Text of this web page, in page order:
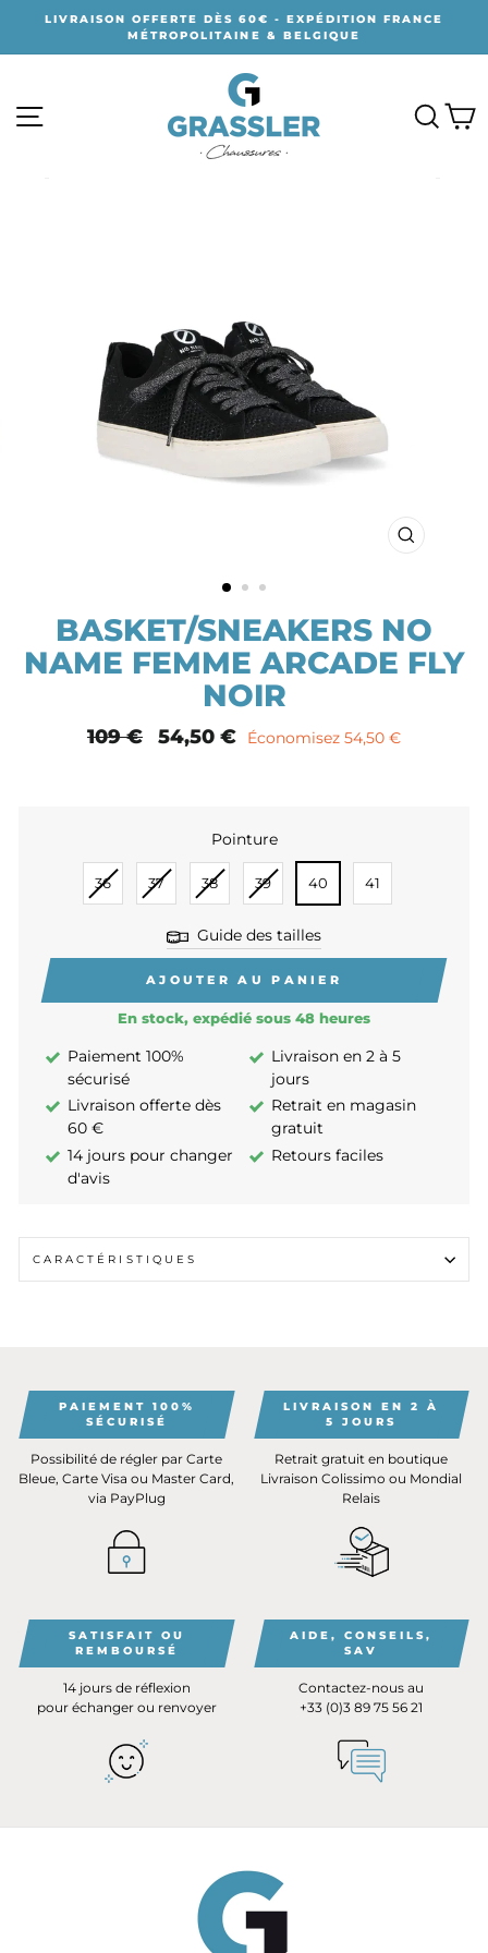
contenu
LIVRAISON OFFERTE DÈS 60€ - EXPÉDITION FRANCE
MÉTROPOLITAINE & BELGIQUE
FERMER
BASKET/SNEAKERS NO
NAME FEMME ARCADE FLY
NOIR
Prix
109 €
Prix
54,50 € Économisez 54,50 €
Pointure
36 37 38 39 40 41
Guide des tailles
AJOUTER AU PANIER
En stock, expédié sous 48 heures
Paiement 100%
sécurisé
Livraison en 2 à 5
jours
Livraison offerte dès
60 €
Retrait en magasin
gratuit
14 jours pour changer
d'avis
Retours faciles
CARACTÉRISTIQUES
PAIEMENT 100%
SÉCURISÉ
Possibilité de régler par Carte
Bleue, Carte Visa ou Master Card,
via PayPlug
LIVRAISON EN 2 À
5 JOURS
Retrait gratuit en boutique
Livraison Colissimo ou Mondial
Relais
SATISFAIT OU
REMBOURSÉ
14 jours de réflexion
pour échanger ou renvoyer
AIDE, CONSEILS,
SAV
Contactez-nous au
+33 (0)3 89 75 56 21